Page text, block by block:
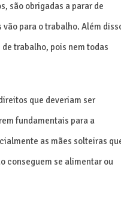
são obrigadas a parar de
para o trabalho. Além
trabalho, pois nem todas
que deveriam ser
fundamentais para a
as mães solteiras
conseguem se alimentar ou